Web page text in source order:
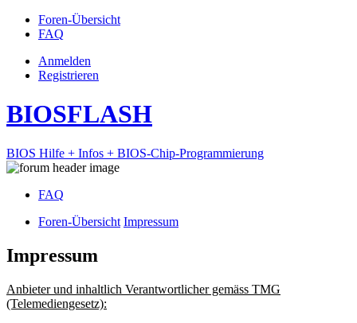
Foren-Übersicht
FAQ
Anmelden
Registrieren
BIOSFLASH
BIOS Hilfe + Infos + BIOS-Chip-Programmierung
FAQ
Foren-Übersicht Impressum
Impressum
Anbieter und inhaltlich Verantwortlicher gemäss TMG
(Telemediengesetz):